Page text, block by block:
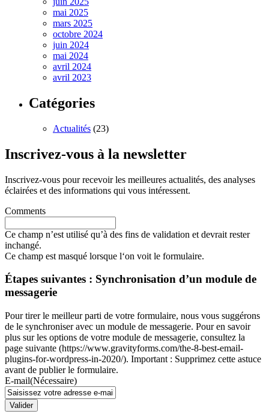
mai 2025
mars 2025
octobre 2024
juin 2024
mai 2024
avril 2024
avril 2023
Catégories
Actualités (23)
Inscrivez-vous à la newsletter
Inscrivez-vous pour recevoir les meilleures actualités, des analyses
éclairées et des informations qui vous intéressent.
Comments
Ce champ n’est utilisé qu’à des fins de validation et devrait rester
inchangé.
Ce champ est masqué lorsque l‘on voit le formulaire.
Étapes suivantes : Synchronisation d’un module de
messagerie
Pour tirer le meilleur parti de votre formulaire, nous vous suggérons
de le synchroniser avec un module de messagerie. Pour en savoir
plus sur les options de votre module de messagerie, consultez la
page suivante (https://www.gravityforms.com/the-8-best-email-
plugins-for-wordpress-in-2020/). Important : Supprimez cette astuce
avant de publier le formulaire.
E-mail(Nécessaire)
Valider